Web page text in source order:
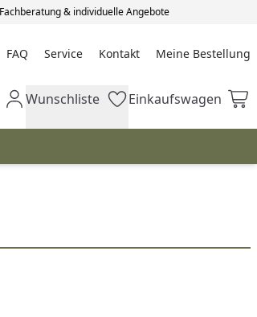
Fachberatung & individuelle Angebote
FAQ Service Kontakt Meine Bestellung
Meine Bestellung
Wunschliste
Wunschliste Einkaufswagen
Einkaufswagen